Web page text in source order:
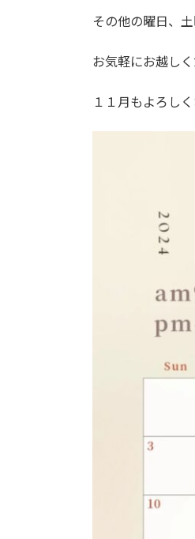
その他の曜日、
お気軽にお越しく
１１月もよろし